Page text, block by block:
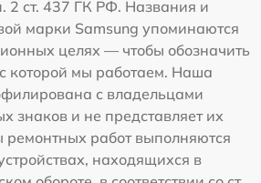
2 ст. 437 ГК РФ. Названия и
марки Samsung упоминаются
целях — чтобы обозначить
которой мы работаем. Наша
с владельцами
знаков и не представляет их
ремонтных работ выполняются
находящихся в